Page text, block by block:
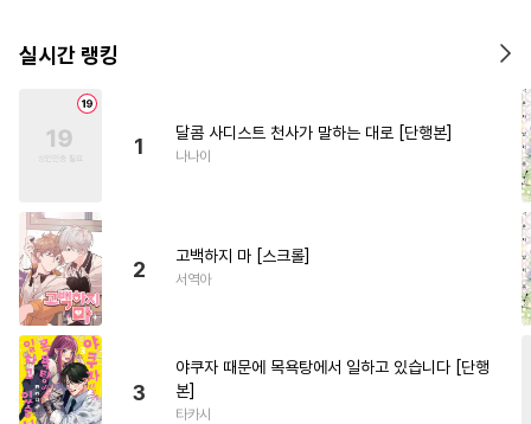
실시간 랭킹
1
달콤 사디스트 천사가 말하는 대로 [단행본]
나나이
2
고백하지 마 [스크롤]
서역아
3
야쿠자 때문에 목욕탕에서 일하고 있습니다 [단행
본]
타카시